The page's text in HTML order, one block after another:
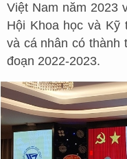
Việt Nam năm 2023
Hội Khoa học và Kỹ
và cá nhân có thành
đoạn 2022-2023.